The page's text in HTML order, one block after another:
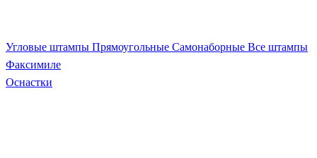
Угловые штампы Прямоугольные Самонаборные Все штампы
Факсимиле
Оснастки